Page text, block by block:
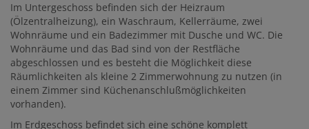
Im Untergeschoss befinden sich der Heizraum
(Ölzentralheizung), ein Waschraum, Kellerräume, zwei
Wohnräume und ein Badezimmer mit Dusche und WC. Die
Wohnräume und das Bad sind von der Restfläche
abgeschlossen und es besteht die Möglichkeit diese
Räumlichkeiten als kleine 2 Zimmerwohnung zu nutzen (in
einem Zimmer sind Küchenanschlußmöglichkeiten
vorhanden).
Im Erdgeschoss befindet sich eine schöne komplett